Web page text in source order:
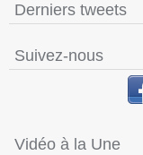
Derniers tweets
Suivez-nous
Vidéo à la Une